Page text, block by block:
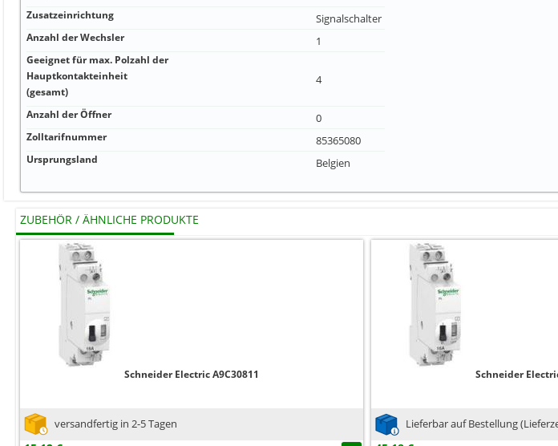
Zusatzeinrichtung Signalschalter
Anzahl der Wechsler 1
Geeignet für max. Polzahl der
Hauptkontakteinheit
(gesamt)
4
Anzahl der Öffner 0
Zolltarifnummer 85365080
Ursprungsland Belgien
ZUBEHÖR / ÄHNLICHE PRODUKTE
Schneider Electric A9C30811
versandfertig in 2-5 Tagen
Schneider
Lieferbar auf Bestellung